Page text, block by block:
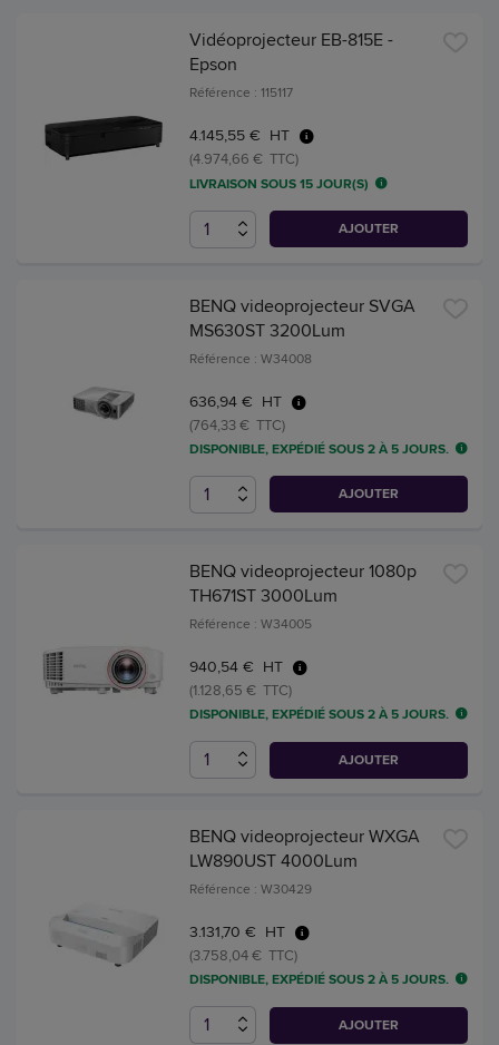
Vidéoprojecteur EB-815E -
Epson
Référence : 115117
4.145,55 € HT
(4.974,66 € TTC)
LIVRAISON SOUS 15 JOUR(S)
AJOUTER
BENQ videoprojecteur SVGA
MS630ST 3200Lum
Référence : W34008
636,94 € HT
(764,33 € TTC)
DISPONIBLE, EXPÉDIÉ SOUS 2 À 5 JOURS.
AJOUTER
BENQ videoprojecteur 1080p
TH671ST 3000Lum
Référence : W34005
940,54 € HT
(1.128,65 € TTC)
DISPONIBLE, EXPÉDIÉ SOUS 2 À 5 JOURS.
AJOUTER
BENQ videoprojecteur WXGA
LW890UST 4000Lum
Référence : W30429
3.131,70 € HT
(3.758,04 € TTC)
DISPONIBLE, EXPÉDIÉ SOUS 2 À 5 JOURS.
AJOUTER